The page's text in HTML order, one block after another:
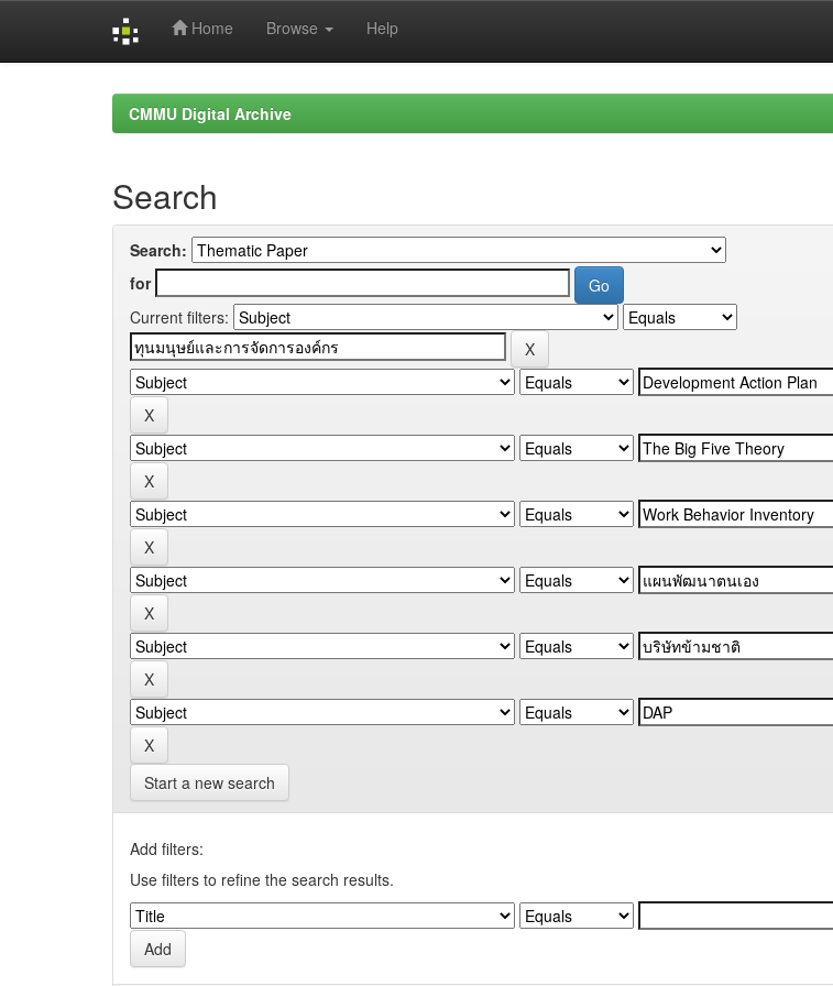
Home Browse Help
CMMU Digital Archive
Search
Search:
for
Current filters:
Start a new search
Add filters:
Use filters to refine the search results.